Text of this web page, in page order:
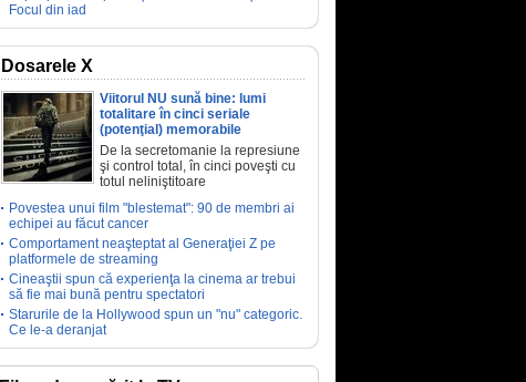
Focul din iad
Dosarele X
Viitorul NU sună bine: lumi
totalitare în cinci seriale
(potenţial) memorabile
De la secretomanie la represiune
şi control total, în cinci poveşti cu
totul neliniştitoare
Povestea unui film "blestemat": 90 de membri ai
echipei au făcut cancer
Comportament neaşteptat al Generaţiei Z pe
platformele de streaming
Cineaştii spun că experienţa la cinema ar trebui
să fie mai bună pentru spectatori
Starurile de la Hollywood spun un "nu" categoric.
Ce le-a deranjat